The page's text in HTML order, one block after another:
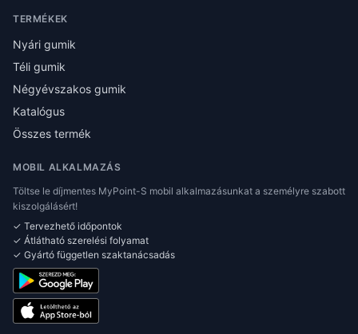
TERMÉKEK
Nyári gumik
Téli gumik
Négyévszakos gumik
Katalógus
Összes termék
MOBIL ALKALMAZÁS
Töltse le díjmentes MyPoint-S mobil alkalmazásunkat a személyre szabott
kiszolgálásért!
✓ Tervezhető időpontok
✓ Átlátható szerelési folyamat
✓ Gyártó független szaktanácsadás